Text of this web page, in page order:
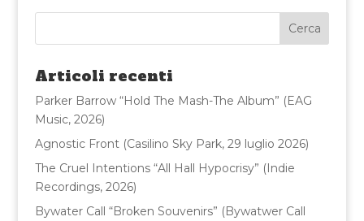
e
b
o
o
k
te
r
l
di
vi
di
Articoli recenti
Parker Barrow “Hold The Mash-The Album” (EAG
Music, 2026)
Agnostic Front (Casilino Sky Park, 29 luglio 2026)
The Cruel Intentions “All Hall Hypocrisy” (Indie
Recordings, 2026)
Bywater Call “Broken Souvenirs” (Bywatwer Call